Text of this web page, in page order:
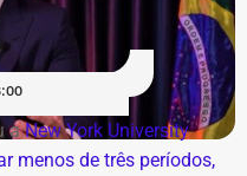
O evento ocupa
162, Centro. A
feira de
de livros e debates
aNew York University
menos de três períodos,